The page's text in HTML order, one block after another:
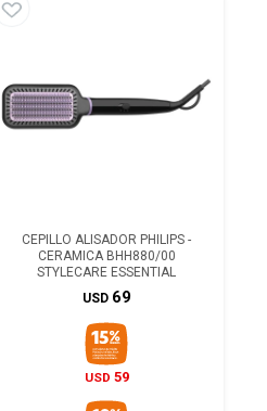
CEPILLO ALISADOR PHILIPS -
CERAMICA BHH880/00
STYLECARE ESSENTIAL
USD 69
USD 59